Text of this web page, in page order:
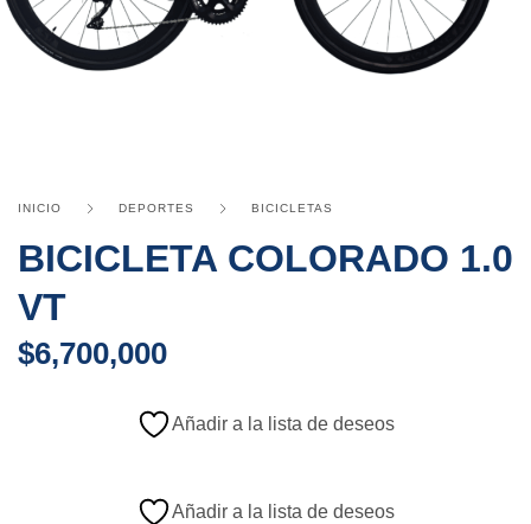
INICIO DEPORTES BICICLETAS
BICICLETA COLORADO 1.0
VT
$6,700,000
Añadir a la lista de deseos
Añadir a la lista de deseos